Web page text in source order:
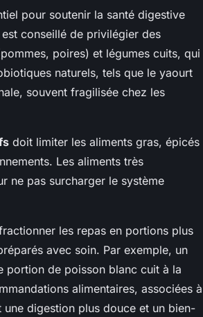
pour soutenir la santé digestive
conseillé de privilégier des
poires) et légumes cuits, qui
naturels, tels que le yaourt
souvent fragilisée chez les
doit limiter les aliments gras, épicés
Les aliments très
ne pas surcharger le système
les repas en portions plus
avec soin. Par exemple, un
portion de poisson blanc cuit à la
alimentaires, associées à
digestion plus douce et un bien-